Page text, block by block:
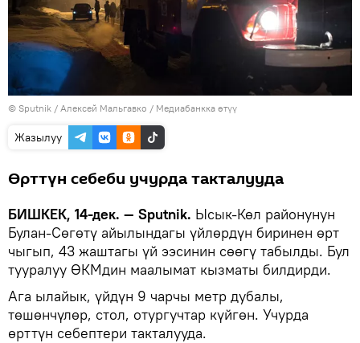
© Sputnik / Алексей Мальгавко / Медиабанкка өтүү
Жазылуу
Өрттүн себеби учурда такталууда
БИШКЕК, 14-дек. — Sputnik. Ысык-Көл районунун
Булан-Сөгөтү айылындагы үйлөрдүн биринен өрт
чыгып, 43 жаштагы үй ээсинин сөөгү табылды. Бул
тууралуу ӨКМдин маалымат кызматы билдирди.
Ага ылайык, үйдүн 9 чарчы метр дубалы,
төшөнчүлөр, стол, отургучтар күйгөн. Учурда
өрттүн себептери такталууда.